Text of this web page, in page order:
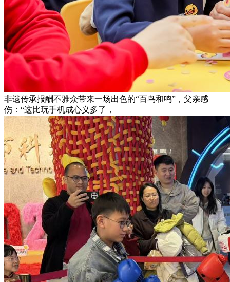
非遗传承报酬不雅众带来一场出色的“百鸟和鸣”，父亲感
伤：“这比玩手机成心义多了，